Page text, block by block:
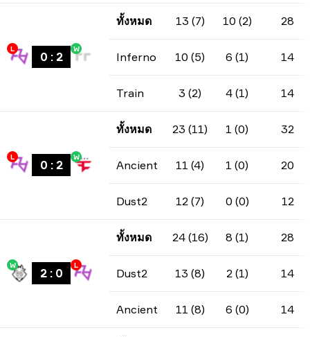
L
0 : 2
W
ทั้งหมด 13 (7) 10 (2) 28
Inferno 10 (5) 6 (1) 14
Train 3 (2) 4 (1) 14
L
0 : 2
W
ทั้งหมด 23 (11) 1 (0) 32
Ancient 11 (4) 1 (0) 20
Dust2 12 (7) 0 (0) 12
W
2: 0
L
ทั้งหมด 24 (16) 8 (1) 28
Dust2 13 (8) 2 (1) 14
Ancient 11 (8) 6 (0) 14